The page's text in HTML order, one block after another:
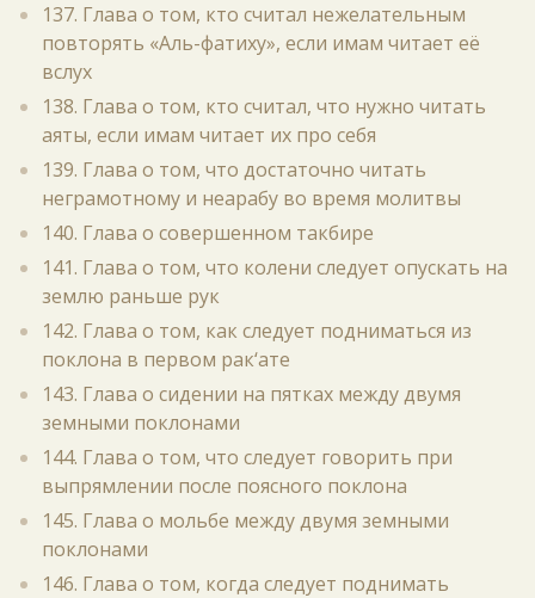
137. Глава о том, кто считал нежелательным
повторять «Аль-фатиху», если имам читает её
вслух
138. Глава о том, кто считал, что нужно читать
аяты, если имам читает их про себя
139. Глава о том, что достаточно читать
неграмотному и неарабу во время молитвы
140. Глава о совершенном такбире
141. Глава о том, что колени следует опускать на
землю раньше рук
142. Глава о том, как следует подниматься из
поклона в первом рак‘ате
143. Глава о сидении на пятках между двумя
земными поклонами
144. Глава о том, что следует говорить при
выпрямлении после поясного поклона
145. Глава о мольбе между двумя земными
поклонами
146. Глава о том, когда следует поднимать